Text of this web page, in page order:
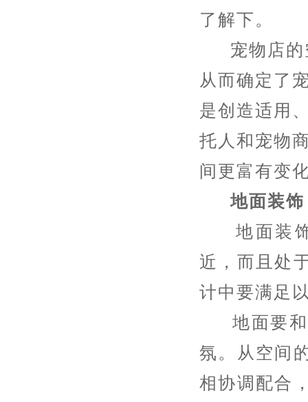
了解下。
宠物店的
从而确定了
是创造适用
托人和宠物
间更富有变
地面装饰
地面装饰
近，而且处
计中要满足
地面要和
氛。从空间
相协调配合